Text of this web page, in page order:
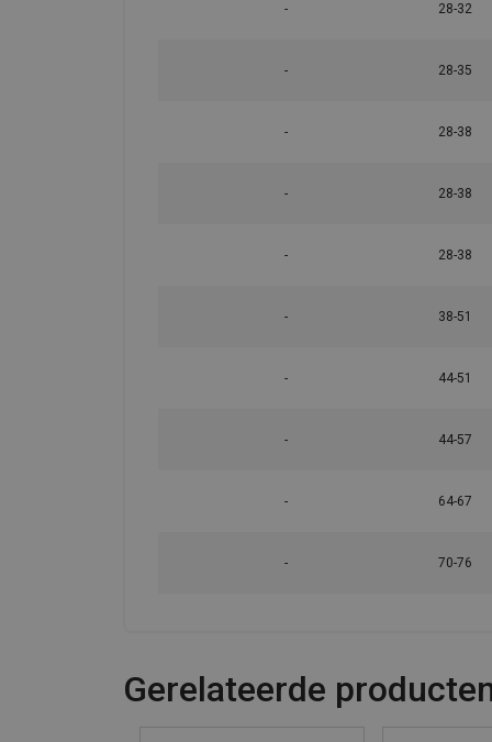
- 28-32
- 28-35
- 28-38
- 28-38
- 28-38
- 38-51
- 44-51
- 44-57
- 64-67
- 70-76
Gerelateerde